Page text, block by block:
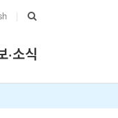
|
·소식